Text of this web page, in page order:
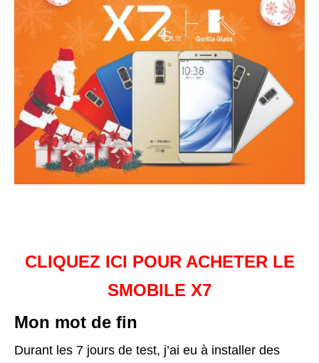
CLIQUEZ ICI POUR ACHETER LE
SMOBILE X7
Mon mot de fin
Durant les 7 jours de test, j’ai eu à installer des